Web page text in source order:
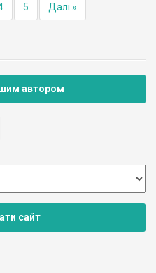
5 Далі »
автором
сайт